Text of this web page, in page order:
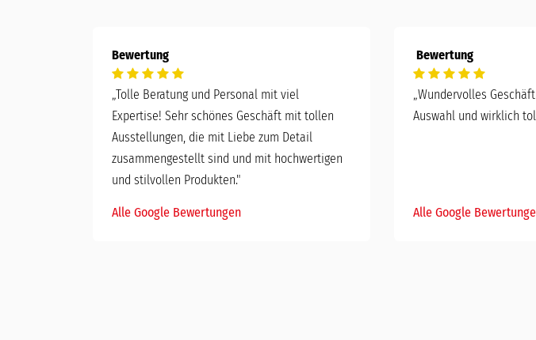
Bewertung
„Tolle Beratung und Personal mit viel
Expertise! Sehr schönes Geschäft mit tollen
Ausstellungen, die mit Liebe zum Detail
zusammengestellt sind und mit hochwertigen
und stilvollen Produkten."
Alle Google Bewertungen
Bewertung
„Wundervolles
Auswahl und wirklich
Alle Google